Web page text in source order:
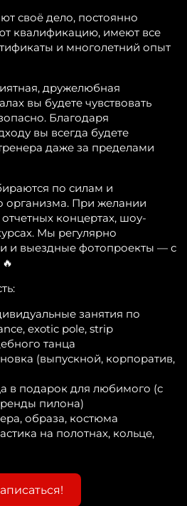
своё дело, постоянно
квалификацию, имеют все
и многолетний опыт
дружелюбная
вы будете чувствовать
Благодаря
вы всегда будете
даже за пределами
по силам и
организма. При желании
концертах, шоу-
Мы регулярно
и выездные фотопроекты — с
занятия по
exotic pole, strip
танца
(выпускной, корпоратив,
в подарок для любимого (с
пилона)
образа, костюма
на полотнах, кольце,